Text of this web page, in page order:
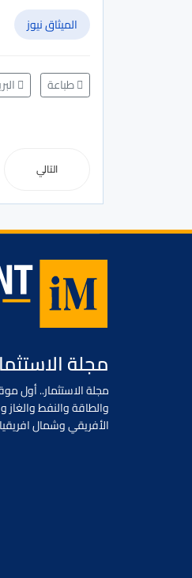
الميثاق نيوز
طباعة
التالي
مجلة
مجلة الاستثمار.. أول
والطاقة والنفط
الأفريقي وشمال